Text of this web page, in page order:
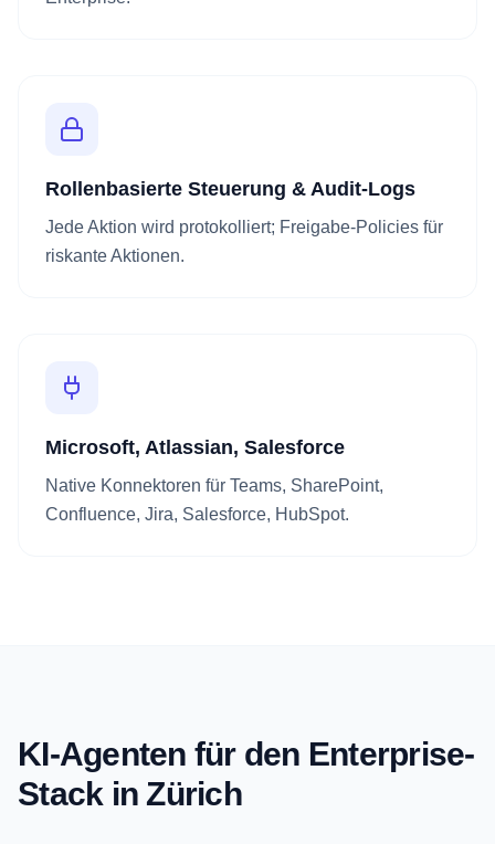
Rollenbasierte Steuerung & Audit-Logs
Jede Aktion wird protokolliert; Freigabe-Policies für
riskante Aktionen.
Microsoft, Atlassian, Salesforce
Native Konnektoren für Teams, SharePoint,
Confluence, Jira, Salesforce, HubSpot.
KI-Agenten für den Enterprise-
Stack in Zürich